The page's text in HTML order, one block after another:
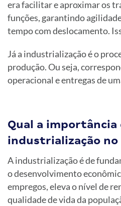
era facilitar e aproximar os
funções, garantindo
tempo com deslocamento.
Já a industrialização é o
produção. Ou seja,
operacional e entregas de
Qual a importância
industrialização no
A industrialização é de
o desenvolvimento
empregos, eleva o nível de
qualidade de vida da